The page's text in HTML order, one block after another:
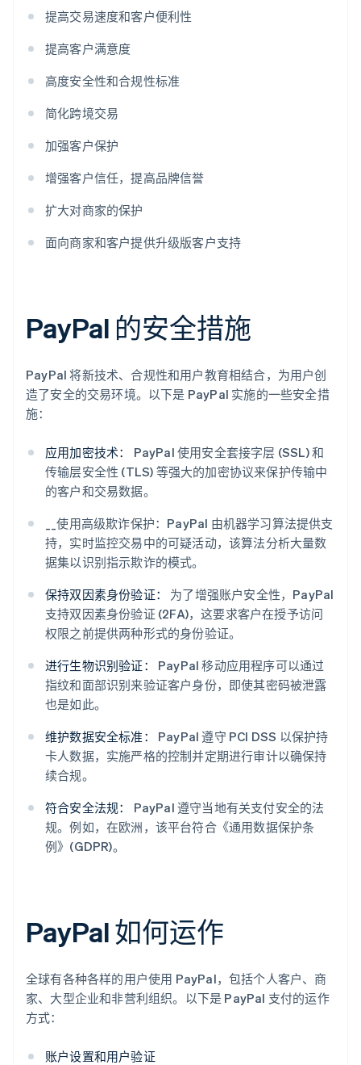
提高交易速度和客户便利性
提高客户满意度
高度安全性和合规性标准
简化跨境交易
加强客户保护
增强客户信任，提高品牌信誉
扩大对商家的保护
面向商家和客户提供升级版客户支持
PayPal 的安全措施
PayPal 将新技术、合规性和用户教育相结合，为用户创
造了安全的交易环境。以下是 PayPal 实施的一些安全措
施：
应用加密技术：
PayPal 使用安全套接字层 (SSL) 和
传输层安全性 (TLS) 等强大的加密协议来保护传输中
的客户和交易数据。
__使用高级欺诈保护：PayPal 由机器学习算法提供支
持，实时监控交易中的可疑活动，该算法分析大量数
据集以识别指示欺诈的模式。
保持双因素身份验证：
为了增强账户安全性，PayPal
支持双因素身份验证 (2FA)，这要求客户在授予访问
权限之前提供两种形式的身份验证。
进行生物识别验证：
PayPal 移动应用程序可以通过
指纹和面部识别来验证客户身份，即使其密码被泄露
也是如此。
维护数据安全标准：
PayPal 遵守 PCI DSS 以保护持
卡人数据，实施严格的控制并定期进行审计以确保持
续合规。
符合安全法规：
PayPal 遵守当地有关支付安全的法
规。例如，在欧洲，该平台符合《通用数据保护条
例》(GDPR)。
PayPal 如何运作
全球有各种各样的用户使用 PayPal，包括个人客户、商
家、大型企业和非营利组织。以下是 PayPal 支付的运作
方式：
账户设置和用户验证